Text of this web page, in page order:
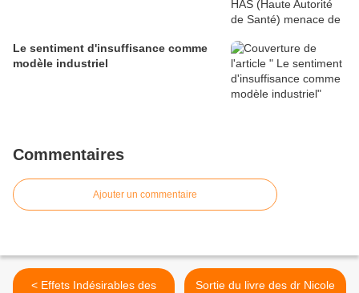
Le sentiment d'insuffisance comme
modèle industriel
Commentaires
Ajouter un commentaire
< Effets Indésirables des
Sortie du livre des dr Nicole